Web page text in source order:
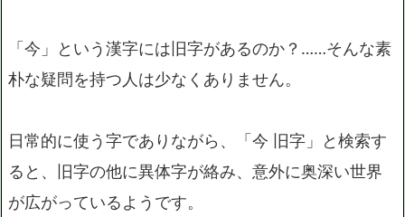
「今」という漢字には旧字があるのか？……そんな素
朴な疑問を持つ人は少なくありません。
日常的に使う字でありながら、「今 旧字」と検索す
ると、旧字の他に異体字が絡み、意外に奥深い世界
が広がっているようです。